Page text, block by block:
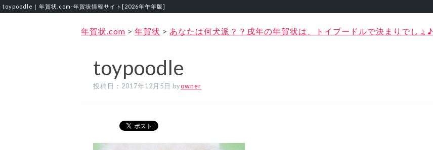
toypoodle｜年賀状.com‐年賀状情報サイト[2026年午年版]
年賀状.com > 年賀状 > あなたは何犬派？？戌年の年賀状は、トイプードルで決まりでしょ♪
toypoodle
投稿日： 2017年12月5日 byowner